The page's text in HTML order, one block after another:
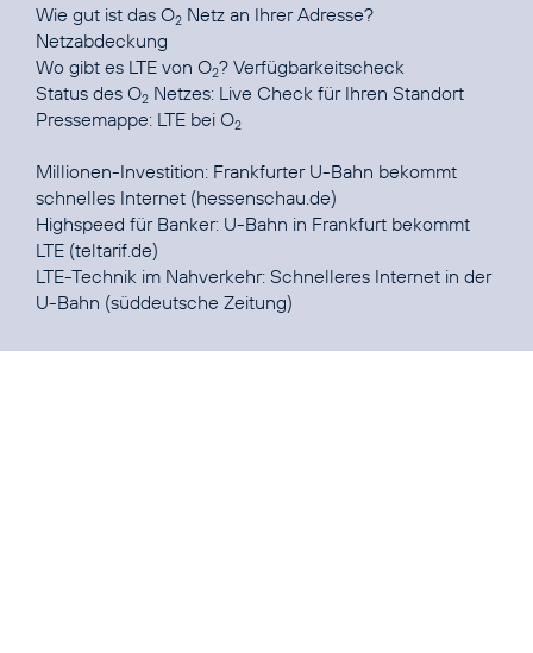
Wie gut ist das O2 Netz an Ihrer Adresse?
Netzabdeckung
Wo gibt es LTE von O2? Verfügbarkeitscheck
Status des O2 Netzes: Live Check für Ihren Standort
Pressemappe: LTE bei O2
Millionen-Investition: Frankfurter U-Bahn bekommt
schnelles Internet (hessenschau.de)
Highspeed für Banker: U-Bahn in Frankfurt bekommt
LTE (teltarif.de)
LTE-Technik im Nahverkehr: Schnelleres Internet in der
U-Bahn (süddeutsche Zeitung)